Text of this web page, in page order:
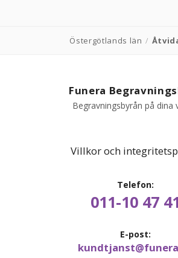
Östergötlands län /
Funera
Begravningsbyrån på dina
Villkor och
Telefon:
011-10 47 41
E-post: